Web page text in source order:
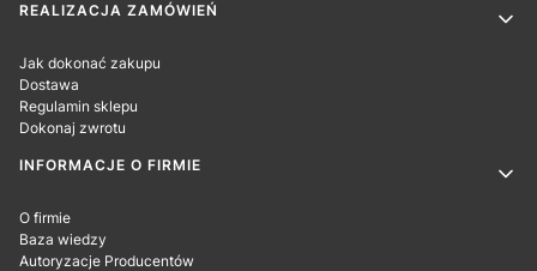
REALIZACJA ZAMÓWIEŃ
Jak dokonać zakupu
Dostawa
Regulamin sklepu
Dokonaj zwrotu
INFORMACJE O FIRMIE
O firmie
Baza wiedzy
Autoryzacje Producentów